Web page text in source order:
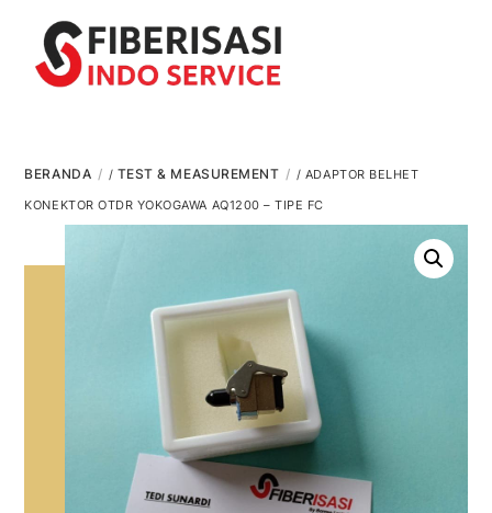
content
BERANDA / TEST & MEASUREMENT / ADAPTOR BELHET
KONEKTOR OTDR YOKOGAWA AQ1200 – TIPE FC